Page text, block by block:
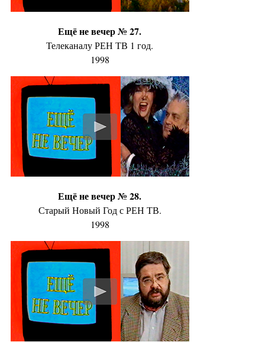
Ещё не вечер № 27.
Телеканалу РЕН ТВ 1 год.
1998
Ещё не вечер № 28.
Старый Новый Год с РЕН ТВ.
1998